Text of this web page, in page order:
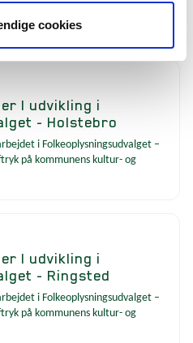
cookies
på kommunens kultur- og
I udvikling i
- Holstebro
i Folkeoplysningsudvalget –
på kommunens kultur- og
I udvikling i
- Ringsted
i Folkeoplysningsudvalget –
på kommunens kultur- og